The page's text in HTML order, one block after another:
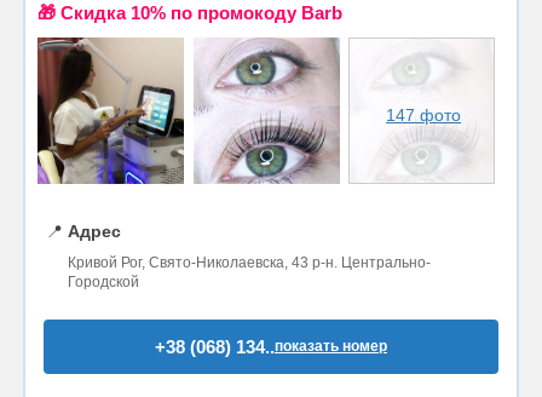
🎁 Cкидка 10% по промокоду Barb
147 фото
📍 Адрес
Кривой Рог, Свято-Николаевска, 43 р-н. Центрально-
Городской
+38 (068) 134..показать номер